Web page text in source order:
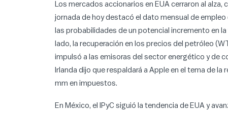
Los mercados accionarios en EUA cerraron al
jornada de hoy destacó el dato mensual de
las probabilidades de un potencial incremento en
lado, la recuperación en los precios del petróleo
impulsó a las emisoras del sector energético y de
Irlanda dijo que respaldará a Apple en el tema de
mm en impuestos.
En México, el IPyC siguió la tendencia de EUA y